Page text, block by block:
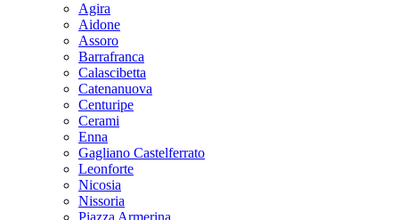
Agira
Aidone
Assoro
Barrafranca
Calascibetta
Catenanuova
Centuripe
Cerami
Enna
Gagliano Castelferrato
Leonforte
Nicosia
Nissoria
Piazza Armerina